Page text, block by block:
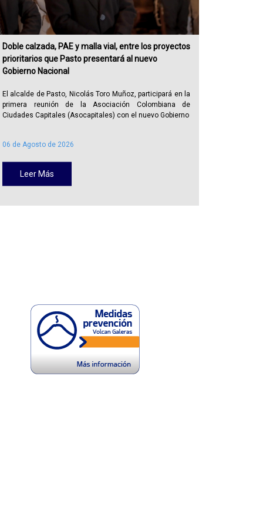
06 de Agosto de 2026
Leer Más
Doble calzada, PAE y malla vial, entre los proyectos
prioritarios que Pasto presentará al nuevo
Gobierno Nacional
El alcalde de Pasto, Nicolás Toro Muñoz, participará en la
primera reunión de la Asociación Colombiana de
Ciudades Capitales (Asocapitales) con el nuevo Gobierno